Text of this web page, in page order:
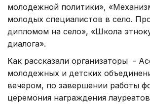
молодежной политики»,
молодых специалистов в село.
дипломом на село», «Школа
диалога».
Как рассказали организаторы -
молодежных и детских
вечером, по завершении работы
церемония награждения